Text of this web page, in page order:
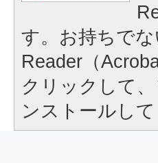
す。お持ちで
Reader（
クリックして
ンストールして